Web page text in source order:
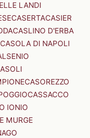
LANDI
CASERTACASIER
CASLINO D'ERBA
CASOLA DI NAPOLI
CASOREZZO
CASSACCO
IONIO
MURGE